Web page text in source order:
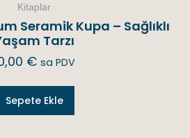
Kitaplar
Seramik Kupa – Sağlıklı
Tarzı
€ sa PDV
Sepete Ekle